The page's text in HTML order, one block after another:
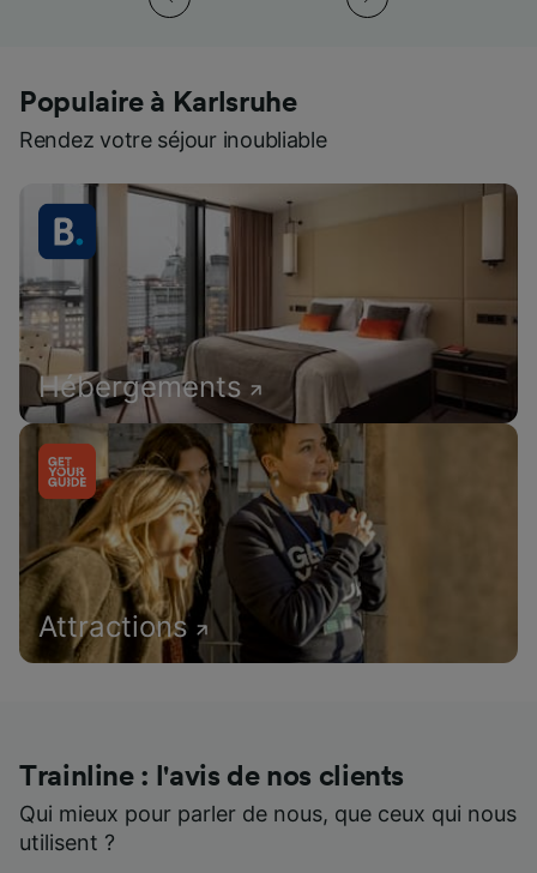
Populaire à Karlsruhe
Rendez votre séjour inoubliable
Hébergements
Attractions
Trainline : l'avis de nos clients
Qui mieux pour parler de nous, que ceux qui nous
utilisent ?